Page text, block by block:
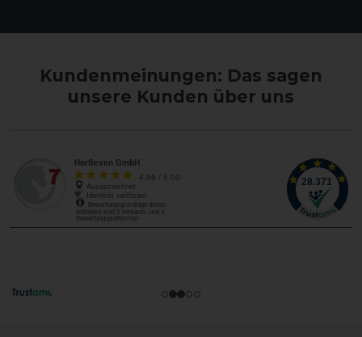
Kundenmeinungen: Das sagen
unsere Kunden über uns